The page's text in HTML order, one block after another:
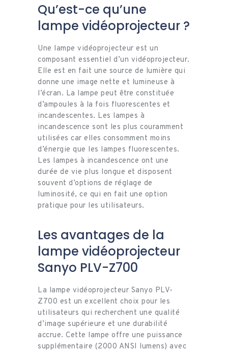
Qu’est-ce qu’une
lampe vidéoprojecteur ?
Une lampe vidéoprojecteur est un
composant essentiel d’un vidéoprojecteur.
Elle est en fait une source de lumière qui
donne une image nette et lumineuse à
l’écran. La lampe peut être constituée
d’ampoules à la fois fluorescentes et
incandescentes. Les lampes à
incandescence sont les plus couramment
utilisées car elles consomment moins
d’énergie que les lampes fluorescentes.
Les lampes à incandescence ont une
durée de vie plus longue et disposent
souvent d’options de réglage de
luminosité, ce qui en fait une option
pratique pour les utilisateurs.
Les avantages de la
lampe vidéoprojecteur
Sanyo PLV-Z700
La lampe vidéoprojecteur Sanyo PLV-
Z700 est un excellent choix pour les
utilisateurs qui recherchent une qualité
d’image supérieure et une durabilité
accrue. Cette lampe offre une puissance
supplémentaire (2000 ANSI lumens) avec